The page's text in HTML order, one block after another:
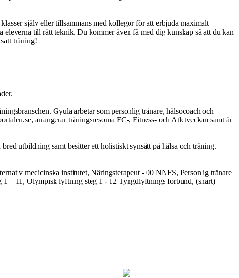
själv eller tillsammans med kollegor för att erbjuda maximalt
till rätt teknik. Du kommer även få med dig kunskap så att du kan
träning!
Gyula arbetar som personlig tränare, hälsocoach och
arrangerar träningsresorna FC-, Fitness- och Atletveckan samt är
utbildning samt besitter ett holistiskt synsätt på hälsa och träning.
medicinska institutet, Näringsterapeut - 00 NNFS, Personlig tränare
1 – 11, Olympisk lyftning steg 1 - 12 Tyngdlyftnings förbund, (snart)